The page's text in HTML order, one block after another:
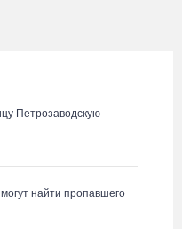
Петрозаводскую
найти пропавшего